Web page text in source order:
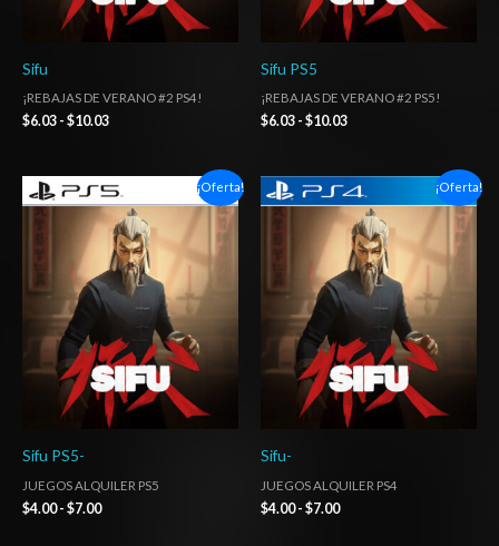
Sifu
¡REBAJAS DE VERANO #2 PS4!
$6.03 - $10.03
Sifu PS5
¡REBAJAS DE VERANO #2 PS5!
$6.03 - $10.03
¡Oferta!
Sifu PS5-
JUEGOS ALQUILER PS5
$4.00 - $7.00
Rango
de
precios:
desde
$4.00
hasta
$7.00
¡Oferta!
Sifu-
JUEGOS ALQUILER PS4
$4.00 - $7.00
Rango
de
precios:
desde
$4.00
hasta
$7.00